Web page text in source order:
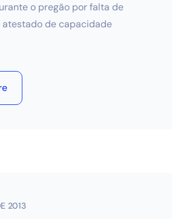
o pregão por falta de
atestado de capacidade
2013